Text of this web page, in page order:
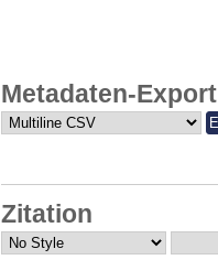
Metadaten-Export
Zitation